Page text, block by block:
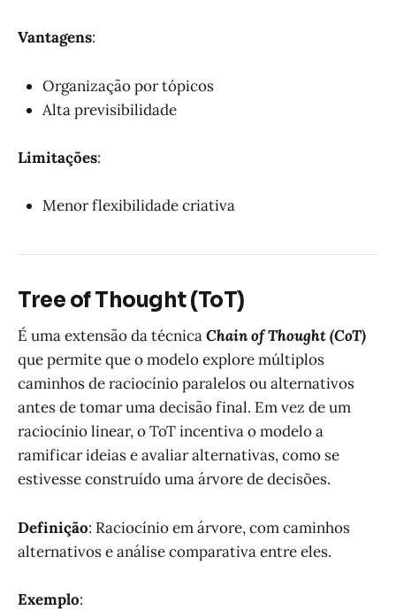
Vantagens:
Organização por tópicos
Alta previsibilidade
Limitações:
Menor flexibilidade criativa
Tree of Thought (ToT)
É uma extensão da técnicaChain of Thought (CoT)
que permite que o modelo explore múltiplos
caminhos de raciocínio paralelos ou alternativos
antes de tomar uma decisão final. Em vez de um
raciocínio linear, o ToT incentiva o modelo a
ramificar ideias e avaliar alternativas, como se
estivesse construído uma árvore de decisões.
Definição: Raciocínio em árvore, com caminhos
alternativos e análise comparativa entre eles.
Exemplo: